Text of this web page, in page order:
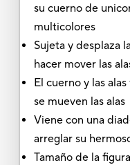
su cuerno de
multicolores
Sujeta y desplaza
hacer mover las
El cuerno y las
se mueven las alas
Viene con una
arreglar su
Tamaño de la